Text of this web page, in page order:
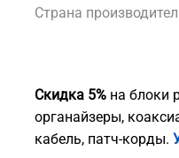
Страна
Скидка 5% на блоки
органайзеры,
кабель, патч-корды.